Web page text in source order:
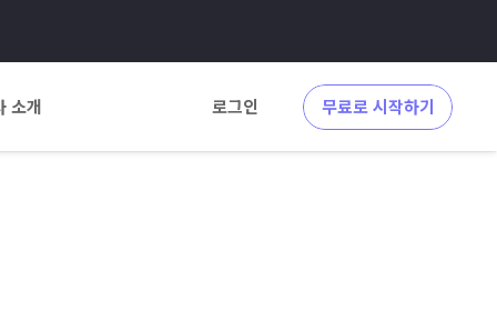
소개 로그인 무료로 시작하기